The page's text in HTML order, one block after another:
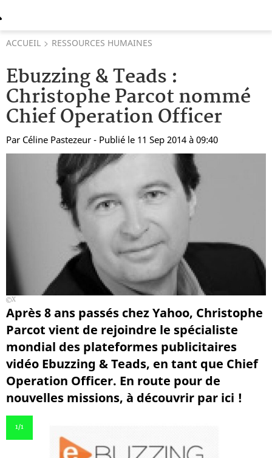
ACCUEIL RESSOURCES HUMAINES
Ebuzzing & Teads :
Christophe Parcot nommé
Chief Operation Officer
Par Céline Pastezeur - Publié le 11 Sep 2014 à 09:40
X
Après 8 ans passés chez Yahoo, Christophe
Parcot vient de rejoindre le spécialiste
mondial des plateformes publicitaires
vidéo Ebuzzing & Teads, en tant que Chief
Operation Officer. En route pour de
nouvelles missions, à découvrir par ici !
1/1